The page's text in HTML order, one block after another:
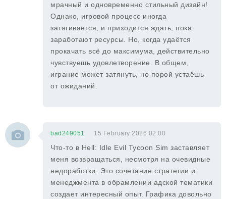
мрачный и одновременно стильный дизайн!
Однако, игровой процесс иногда
затягивается, и приходится ждать, пока
заработают ресурсы. Но, когда удаётся
прокачать всё до максимума, действительно
чувствуешь удовлетворение. В общем,
играние может затянуть, но порой устаёшь
от ожиданий.
bad249051 15 February 2026 02:00
Что-то в Hell: Idle Evil Tycoon Sim заставляет
меня возвращаться, несмотря на очевидные
недоработки. Это сочетание стратегии и
менеджмента в обрамлении адской тематики
создает интересный опыт. Графика довольно